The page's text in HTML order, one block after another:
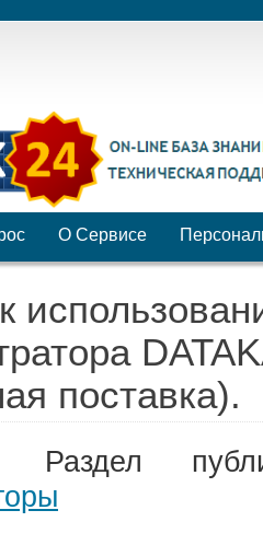
О Сервисе
поставка).
Раздел